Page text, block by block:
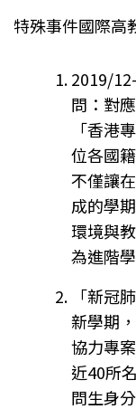
特殊事件國際高
2019/
問：對
「香港
位各國
不僅讓
成的學
環境與
為進階
「新冠
新學期
協力專
近40所
問生身